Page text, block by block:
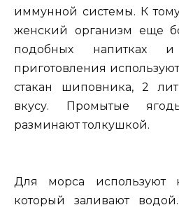
иммунной системы. К
женский организм еще
подобных напитках
приготовления
стакан шиповника, 2
вкусу. Промытые
разминают толкушкой.
Для морса используют
который заливают